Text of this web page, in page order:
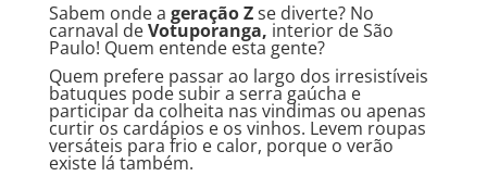
Sabem onde a geração Zse diverte? No
carnaval deVotuporanga, interior de São
Paulo! Quem entende esta gente?
Quem prefere passar ao largo dos irresistíveis
batuques pode subir a serra gaúcha e
participar da colheita nas vindimas ou apenas
curtir os cardápios e os vinhos. Levem roupas
versáteis para frio e calor, porque o verão
existe lá também.